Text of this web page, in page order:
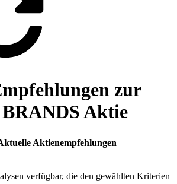
zur
Aktie
Aktienempfehlungen
verfügbar, die den gewählten Kriterien